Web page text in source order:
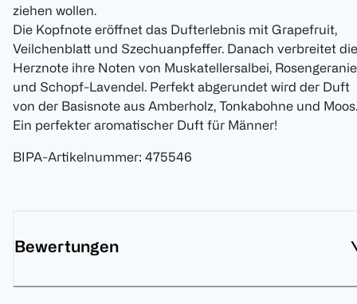
ziehen wollen.
Die Kopfnote eröffnet das Dufterlebnis mit Grapefruit,
Veilchenblatt und Szechuanpfeffer. Danach verbreitet die
Herznote ihre Noten von Muskatellersalbei, Rosengeranie
und Schopf-Lavendel. Perfekt abgerundet wird der Duft
von der Basisnote aus Amberholz, Tonkabohne und Moos.
Ein perfekter aromatischer Duft für Männer!
BIPA-Artikelnummer: 475546
Bewertungen